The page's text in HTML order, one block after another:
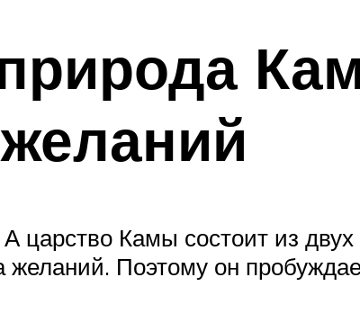
царство Камы состоит из
Поэтому он